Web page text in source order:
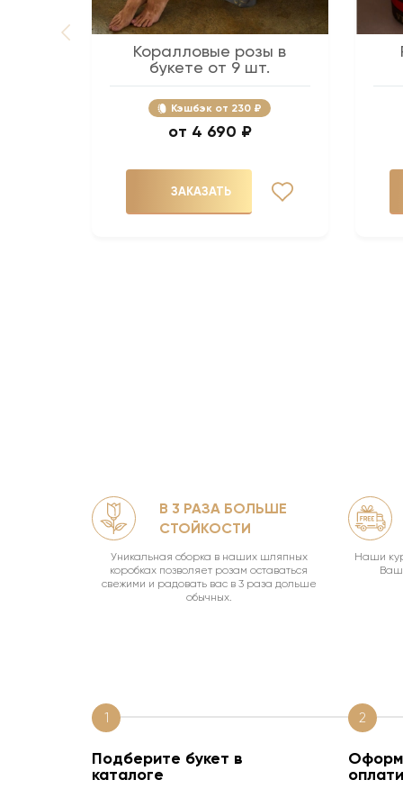
Коралловые розы в
букете от 9 шт.
Кэшбэк 230 ₽
4 690 ₽
ЗАКАЗАТЬ
В 3 РАЗА БОЛЬШЕ
СТОЙКОСТИ
Уникальная сборка в наших шляпных
коробках позволяет розам оставаться
свежими и радовать вас в 3 раза дольше
обычных.
Наши
Ваш
1
Подберите букет в
каталоге
2